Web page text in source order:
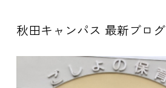
秋田キャンパス 最新ブログ